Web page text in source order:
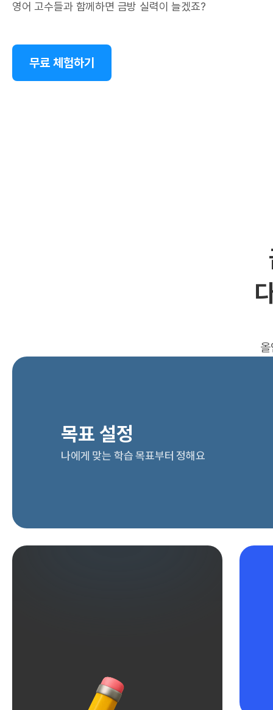
영어 고수들과 함께하면 금방 실력이 늘겠죠?
무료 체험하기
목표 설정
나에게 맞는 학습 목표부터 정해요